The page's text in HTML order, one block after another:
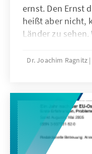
ernst. Den Ernst
heißt aber nicht,
Länder zu
das Ergebnis
und daraus
der Hand, die
Aufbau Ost doch
vorausgesetzt,
ungeschönten
hieraus die
Dr. Joachim Ragnitz